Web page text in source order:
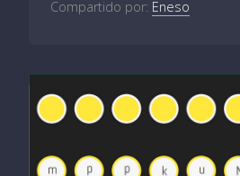
Compartido por: Eneso